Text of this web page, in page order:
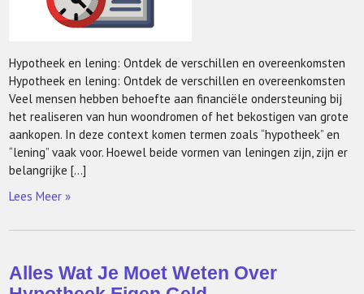
Hypotheek en lening: Ontdek de verschillen en overeenkomsten
Hypotheek en lening: Ontdek de verschillen en overeenkomsten
Veel mensen hebben behoefte aan financiële ondersteuning bij
het realiseren van hun woondromen of het bekostigen van grote
aankopen. In deze context komen termen zoals “hypotheek” en
“lening” vaak voor. Hoewel beide vormen van leningen zijn, zijn er
belangrijke […]
Lees Meer »
Alles Wat Je Moet Weten Over